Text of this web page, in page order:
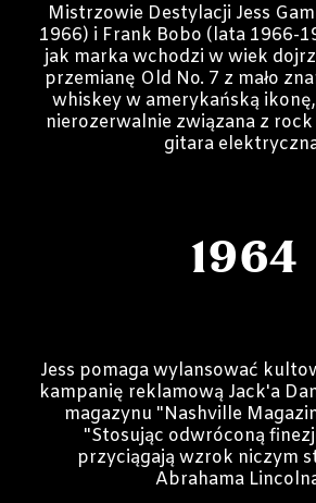
Mistrzowie Destylacji Jess
1966) i Frank Bobo (lata 1966-
jak marka wchodzi w wiek
przemianę Old No. 7 z mało
whiskey w amerykańską
nierozerwalnie związana z
gitara
1964
Jess pomaga wylansować
kampanię reklamową Jack'a
magazynu "Nashville
"Stosując odwróconą
przyciągają wzrok niczym
Abrahama